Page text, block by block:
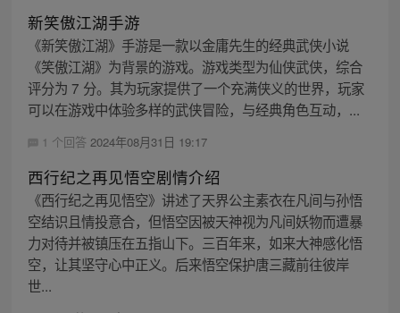
新笑傲江湖手游
《新笑傲江湖》手游是一款以金庸先生的经典武侠小说
《笑傲江湖》为背景的游戏。游戏类型为仙侠武侠，综合
评分为 7 分。其为玩家提供了一个充满侠义的世界，玩家
可以在游戏中体验多样的武侠冒险，与经典角色互动，...
1 个回答 2024年08月31日 19:17
西行纪之再见悟空剧情介绍
《西行纪之再见悟空》讲述了天界公主素衣在凡间与孙悟
空结识且情投意合，但悟空因被天神视为凡间妖物而遭暴
力对待并被镇压在五指山下。三百年来，如来大神感化悟
空，让其坚守心中正义。后来悟空保护唐三藏前往彼岸
世...